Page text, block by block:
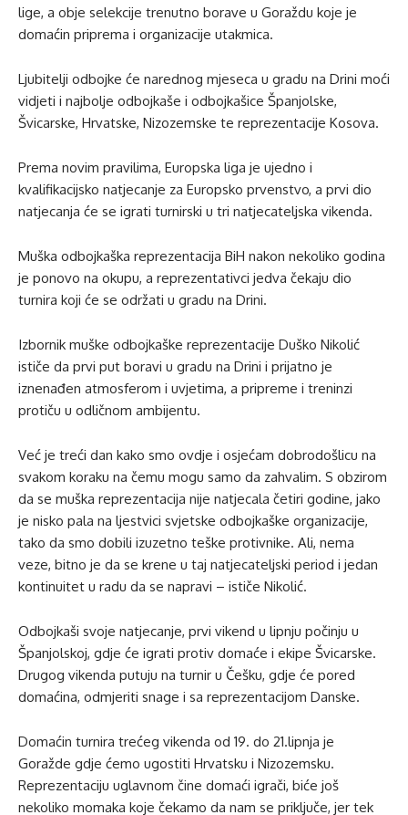
lige, a obje selekcije trenutno borave u Goraždu koje je
domaćin priprema i organizacije utakmica.
Ljubitelji odbojke će narednog mjeseca u gradu na Drini moći
vidjeti i najbolje odbojkaše i odbojkašice Španjolske,
Švicarske, Hrvatske, Nizozemske te reprezentacije Kosova.
Prema novim pravilima, Europska liga je ujedno i
kvalifikacijsko natjecanje za Europsko prvenstvo, a prvi dio
natjecanja će se igrati turnirski u tri natjecateljska vikenda.
Muška odbojkaška reprezentacija BiH nakon nekoliko godina
je ponovo na okupu, a reprezentativci jedva čekaju dio
turnira koji će se održati u gradu na Drini.
Izbornik muške odbojkaške reprezentacije Duško Nikolić
ističe da prvi put boravi u gradu na Drini i prijatno je
iznenađen atmosferom i uvjetima, a pripreme i treninzi
protiču u odličnom ambijentu.
Već je treći dan kako smo ovdje i osjećam dobrodošlicu na
svakom koraku na čemu mogu samo da zahvalim. S obzirom
da se muška reprezentacija nije natjecala četiri godine, jako
je nisko pala na ljestvici svjetske odbojkaške organizacije,
tako da smo dobili izuzetno teške protivnike. Ali, nema
veze, bitno je da se krene u taj natjecateljski period i jedan
kontinuitet u radu da se napravi – ističe Nikolić.
Odbojkaši svoje natjecanje, prvi vikend u lipnju počinju u
Španjolskoj, gdje će igrati protiv domaće i ekipe Švicarske.
Drugog vikenda putuju na turnir u Češku, gdje će pored
domaćina, odmjeriti snage i sa reprezentacijom Danske.
Domaćin turnira trećeg vikenda od 19. do 21.lipnja je
Goražde gdje ćemo ugostiti Hrvatsku i Nizozemsku.
Reprezentaciju uglavnom čine domaći igrači, biće još
nekoliko momaka koje čekamo da nam se priključe, jer tek